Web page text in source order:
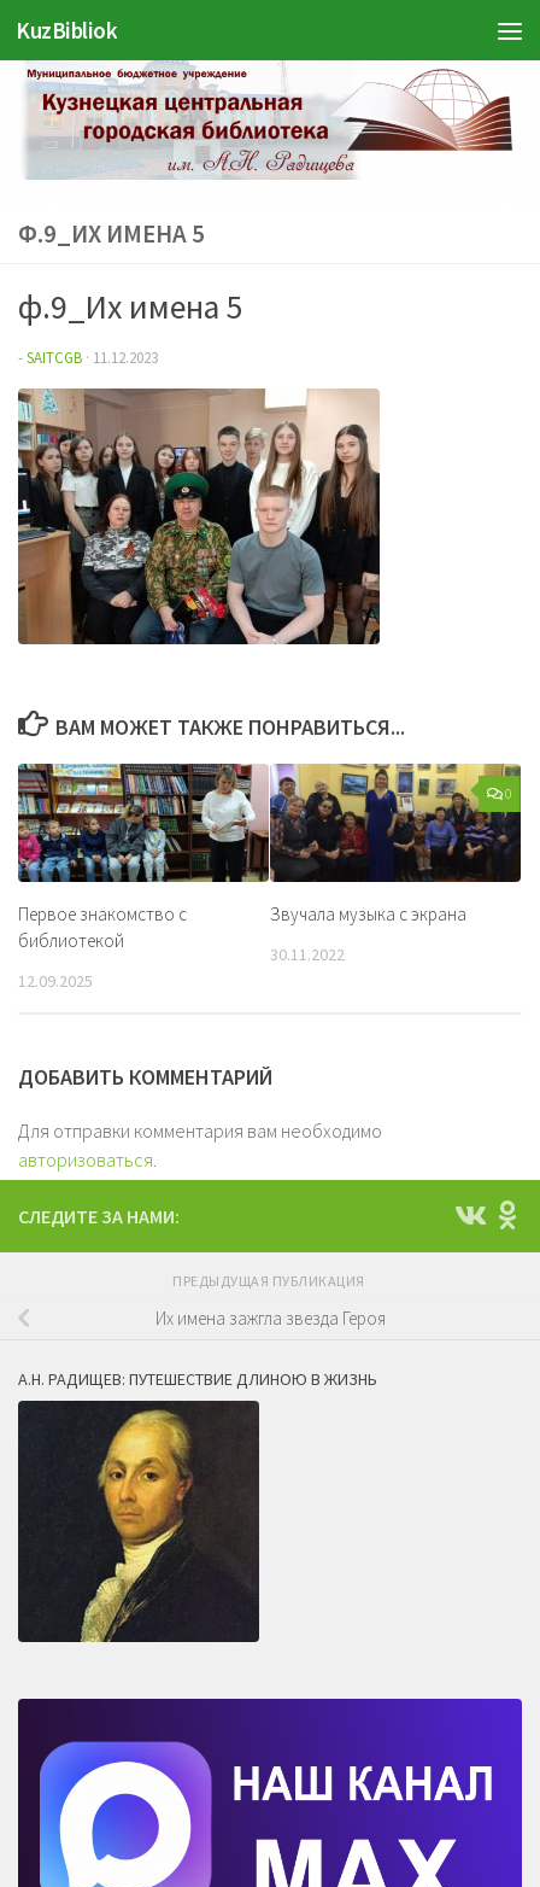
Перейти к содержимому
KuzBibliok
Ф.9_ИХ ИМЕНА 5
ф.9_Их имена 5
-SAITCGB · 11.12.2023
ВАМ МОЖЕТ ТАКЖЕ ПОНРАВИТЬСЯ...
Первое знакомство с
библиотекой
12.09.2025
0
Звучала музыка с экрана
30.11.2022
ДОБАВИТЬ КОММЕНТАРИЙ
Для отправки комментария вам необходимо
авторизоваться.
СЛЕДИТЕ ЗА НАМИ:
ПРЕДЫДУЩАЯ ПУБЛИКАЦИЯ
Их имена зажгла звезда Героя
А.Н. РАДИЩЕВ: ПУТЕШЕСТВИЕ ДЛИНОЮ В ЖИЗНЬ